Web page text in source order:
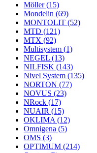
Möller(15)
Mondelin (69)
MONTOLIT (52)
MTD (121)
MTX (92)
Multisystem (1)
NEGEL (13)
NILFISK (143)
Nivel System (135)
NORTON (77)
NOVUS (23)
NRock (17)
NUAIR (15)
OKLIMA (12)
Omnigena (5)
OMS (3)
OPTIMUM (214)